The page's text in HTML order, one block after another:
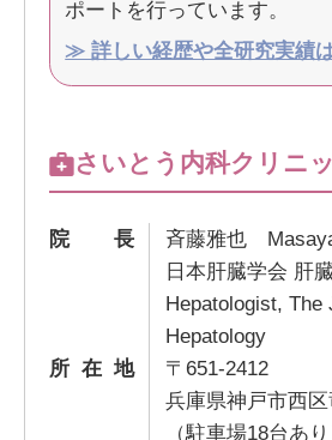
ポートを行っています。
≫ 詳しい経歴や全研究実績
さいとう内科クリニ
院長
斉藤雅也
日本肝臓学会 肝
Hepatologist, The
Hepatology
所在地
〒651-2412
兵庫県神戸市西
（駐車場18台あり